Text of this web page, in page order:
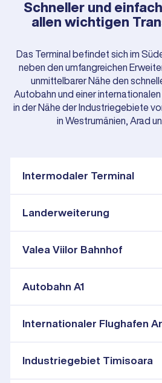
Schneller und
allen wichtigen
Das Terminal befindet sich im
neben den umfangreichen
unmittelbarer Nähe den
Autobahn und einer
in der Nähe der Industriegebiete
in Westrumänien, Arad
Intermodaler Terminal
Landerweiterung
Valea Viilor Bahnhof
Autobahn A1
Internationaler Flughafen
Industriegebiet Timisoara